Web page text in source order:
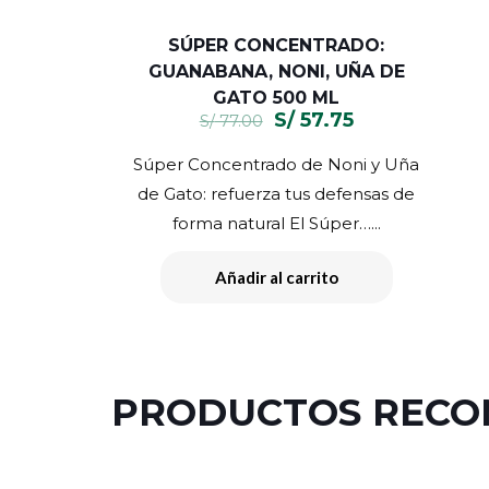
SÚPER CONCENTRADO:
GUANABANA, NONI, UÑA DE
GATO 500 ML
S/77.00
El
original
era:
S/ 77.00.
S/57.75El
actual
es:
S/ 57.75.
Súper Concentrado de Noni y Uña
de Gato: refuerza tus defensas de
forma natural El Súper…...
Añadir al carrito
PRODUCTOS